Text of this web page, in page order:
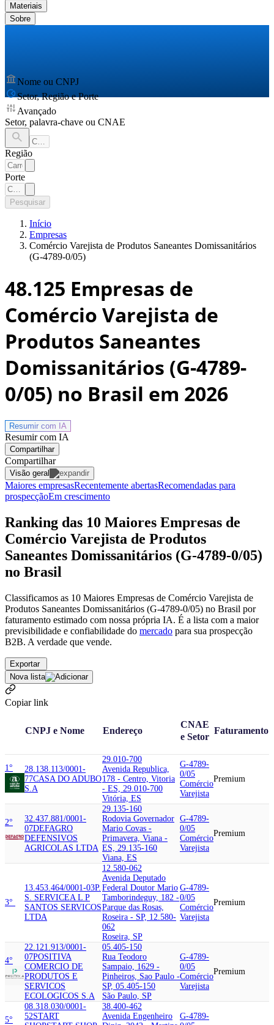
Materiais
Sobre
Nome ou CNPJ
Setor, Região e Porte
Avançado
Setor, palavra-chave ou CNAE
Região
Porte
Pesquisar
Início
Empresas
Comércio Varejista de Produtos Saneantes Domissanitários
(G-4789-0/05)
48.125 Empresas de
Comércio Varejista de
Produtos Saneantes
Domissanitários (G-4789-
0/05) no Brasil em 2026
Resumir com IA
Resumir com IA
Compartilhar
Compartilhar
Visão geral
Maiores empresasRecentemente abertasRecomendadas para
prospecçãoEm crescimento
Ranking das 10 Maiores Empresas de
Comércio Varejista de Produtos
Saneantes Domissanitários (G-4789-0/05)
no Brasil
Classificamos as 10 Maiores Empresas de Comércio Varejista de
Produtos Saneantes Domissanitários (G-4789-0/05) no Brasil por
faturamento estimado com nossa própria IA. É a lista com a maior
previsibilidade e confiabilidade do mercado para sua prospecção
B2B. A verdade que vende.
Exportar
Nova lista
Copiar link
CNPJ e Nome Endereço
CNAE
e Setor
Faturamento
1°
28.138.113/0001-
77CASA DO ADUBO
S.A
29.010-700
Avenida Republica,
178 - Centro, Vitoria
- ES, 29.010-700
Vitória, ES
G-4789-
0/05
Comércio
Varejista
Premium
2°
32.437.881/0001-
07DEFAGRO
DEFENSIVOS
AGRICOLAS LTDA
29.135-160
Rodovia Governador
Mario Covas -
Primavera, Viana -
ES, 29.135-160
Viana, ES
G-4789-
0/05
Comércio
Varejista
Premium
3°
13.453.464/0001-03P.
S. SERVICEA L P
SANTOS SERVICOS
LTDA
12.580-062
Avenida Deputado
Federal Doutor Mario
Tamborindeguy, 182 -
Parque das Rosas,
Roseira - SP, 12.580-
062
Roseira, SP
G-4789-
0/05
Comércio
Varejista
Premium
4°
22.121.913/0001-
07POSITIVA
COMERCIO DE
PRODUTOS E
SERVICOS
ECOLOGICOS S.A
05.405-150
Rua Teodoro
Sampaio, 1629 -
Pinheiros, Sao Paulo -
SP, 05.405-150
São Paulo, SP
G-4789-
0/05
Comércio
Varejista
Premium
5°
08.318.030/0001-
52START
38.400-462
Avenida Engenheiro
G-4789-